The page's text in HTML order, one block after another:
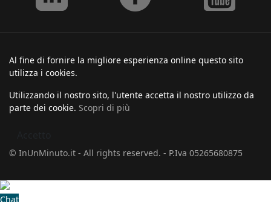
Al fine di fornire la migliore esperienza online questo sito
utilizza i cookies.
Utilizzando il nostro sito, l'utente accetta il nostro utilizzo da
parte dei cookie. Scopri di più
© InUnMinuto.it - All rights reserved. - P.Iva 05265680875
Chat